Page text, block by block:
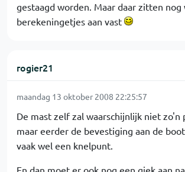
gestaagd worden. Maar daar zitten nog
berekeningetjes aan vast
rogier21
maandag 13 oktober 2008 22:25:57
De mast zelf zal waarschijnlijk niet zo'n
maar eerder de bevestiging aan de
vaak wel een knelpunt.
En dan moet er ook nog een giek aan